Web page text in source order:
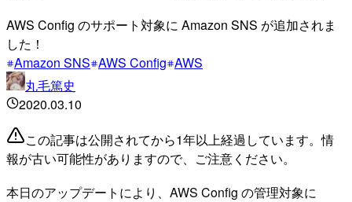
AWS Config のサポート対象に Amazon SNS が追加されま
した！
Amazon SNS AWS Config AWS
丸毛篤史
2020.03.10
この記事は公開されてから1年以上経過しています。情
報が古い可能性がありますので、ご注意ください。
本日のアップデートにより、AWS Config の管理対象に